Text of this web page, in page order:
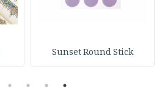
Sunset Round Stick
1
2
3
4